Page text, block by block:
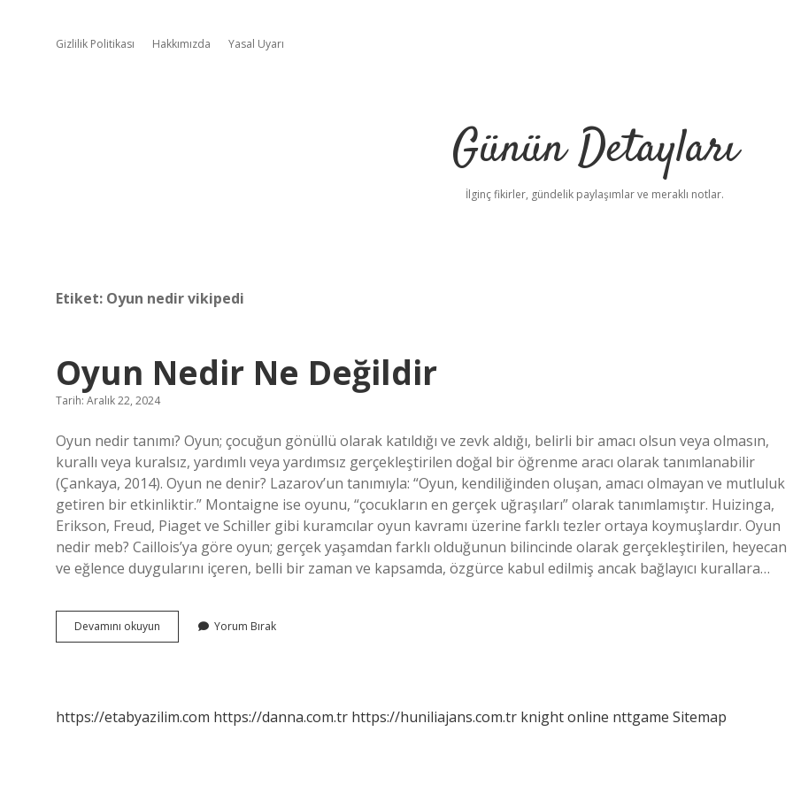
Gizlilik Politikası Hakkımızda Yasal Uyarı
Günün Detayları
İlginç fikirler, gündelik paylaşımlar ve meraklı notlar.
Etiket: Oyun nedir vikipedi
Oyun Nedir Ne Değildir
Tarih: Aralık 22, 2024
Oyun nedir tanımı? Oyun; çocuğun gönüllü olarak katıldığı ve zevk aldığı, belirli bir amacı olsun veya olmasın,
kurallı veya kuralsız, yardımlı veya yardımsız gerçekleştirilen doğal bir öğrenme aracı olarak tanımlanabilir
(Çankaya, 2014). Oyun ne denir? Lazarov’un tanımıyla: “Oyun, kendiliğinden oluşan, amacı olmayan ve mutluluk
getiren bir etkinliktir.” Montaigne ise oyunu, “çocukların en gerçek uğraşıları” olarak tanımlamıştır. Huizinga,
Erikson, Freud, Piaget ve Schiller gibi kuramcılar oyun kavramı üzerine farklı tezler ortaya koymuşlardır. Oyun
nedir meb? Caillois’ya göre oyun; gerçek yaşamdan farklı olduğunun bilincinde olarak gerçekleştirilen, heyecan
ve eğlence duygularını içeren, belli bir zaman ve kapsamda, özgürce kabul edilmiş ancak bağlayıcı kurallara…
Devamını okuyun
Nedir
Yorum Bırak
https://etabyazilim.com https://danna.com.tr https://huniliajans.com.tr knight online nttgame Sitemap